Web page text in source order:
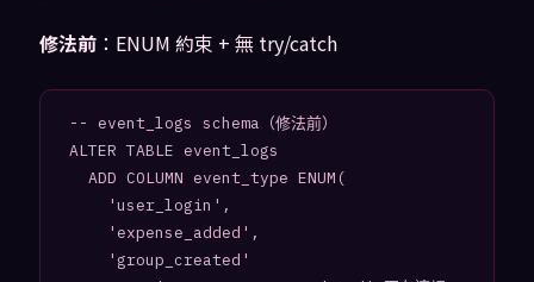
修法前：ENUM 約束 + 無 try/catch
-- event_logs schema（修法前）
ALTER TABLE event_logs